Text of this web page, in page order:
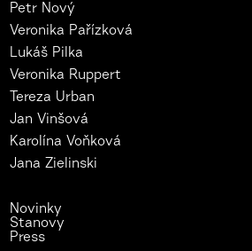
Petr Nový
Veronika Pařízková
Lukáš Pilka
Veronika Ruppert
Tereza Urban
Jan Vinšová
Karolína Voňková
Jana Zielinski
Novinky
Stanovy
Press